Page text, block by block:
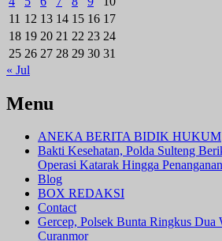
11 12 13 14 15 16 17
18 19 20 21 22 23 24
25 26 27 28 29 30 31
« Jul
Menu
ANEKA BERITA BIDIK HUKUM
Bakti Kesehatan, Polda Sulteng
Operasi Katarak Hingga
Blog
BOX REDAKSI
Contact
Gercep, Polsek Bunta Ringkus Dua
Curanmor